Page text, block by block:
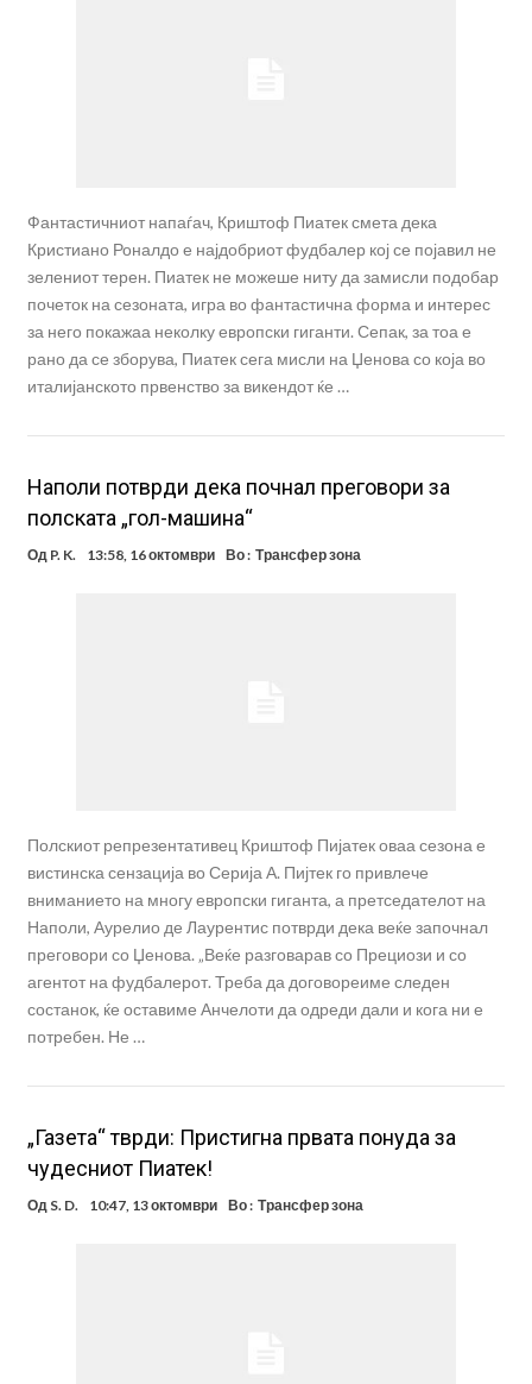
Фантастичниот напаѓач, Криштоф Пиатек смета дека
Кристиано Роналдо е најдобриот фудбалер кој се појавил не
зелениот терен. Пиатек не можеше ниту да замисли подобар
почеток на сезоната, игра во фантастична форма и интерес
за него покажаа неколку европски гиганти. Сепак, за тоа е
рано да се зборува, Пиатек сега мисли на Џенова со која во
италијанското првенство за викендот ќе …
Наполи потврди дека почнал преговори за
полската „гол-машина“
Од P. K. 13:58, 16 октомври Во : Трансфер зона
Полскиот репрезентативец Криштоф Пијатек оваа сезона е
вистинска сензација во Серија А. Пијтек го привлече
вниманието на многу европски гиганта, а претседателот на
Наполи, Аурелио де Лаурентис потврди дека веќе започнал
преговори со Џенова. „Веќе разговарав со Прециози и со
агентот на фудбалерот. Треба да договореиме следен
состанок, ќе оставиме Анчелоти да одреди дали и кога ни е
потребен. Не …
„Газета“ тврди: Пристигна првата понуда за
чудесниот Пиатек!
Од S. D. 10:47, 13 октомври Во : Трансфер зона